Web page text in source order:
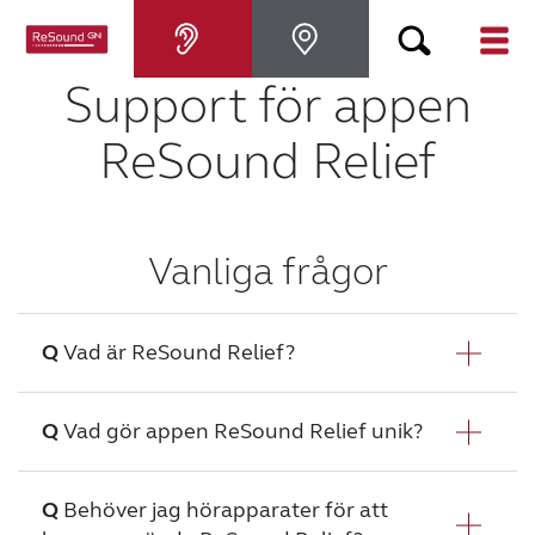
Hörapparater
Varför ReSound?
Support för appen
ReSound Relief
Vanliga frågor
Vad är ReSound Relief?
ReSound Relief är en app som hjälper dig
informationen om tinnitus och möjligheten
Vad gör appen ReSound Relief unik?
ReSound Relief erbjuder den mest
Behöver jag hörapparater för att